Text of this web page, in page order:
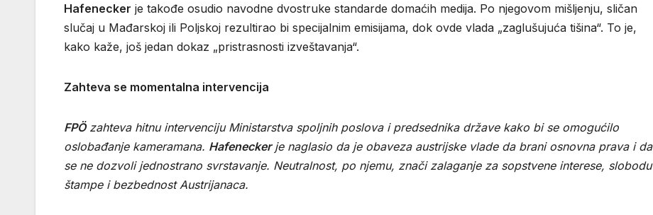
Hafenecker je takođe osudio navodne dvostruke standarde domaćih medija. Po njegovom mišljenju, sličan
slučaj u Mađarskoj ili Poljskoj rezultirao bi specijalnim emisijama, dok ovde vlada „zaglušujuća tišina“. To je,
kako kaže, još jedan dokaz „pristrasnosti izveštavanja“.
Zahteva se momentalna intervencija
FPÖzahteva hitnu intervenciju Ministarstva spoljnih poslova i predsednika države kako bi se omogućilo
oslobađanje kameramana. Hafeneckerje naglasio da je obaveza austrijske vlade da brani osnovna prava i da
se ne dozvoli jednostrano svrstavanje. Neutralnost, po njemu, znači zalaganje za sopstvene interese, slobodu
štampe i bezbednost Austrijanaca.